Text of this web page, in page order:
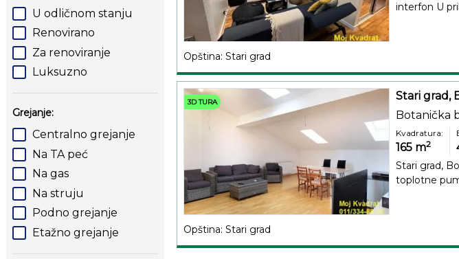
U odličnom stanju
Renovirano
Za renoviranje
Luksuzno
Grejanje:
Centralno grejanje
Na TA peć
Na gas
Na struju
Podno grejanje
Etažno grejanje
interfon U
Opština: Stari grad
3D TURA
Stari grad,
Botanička
Kvadratura:
165 m2
Stari grad,
toplotne
Opština: Stari grad